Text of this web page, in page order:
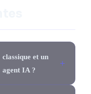
classique et un
agent IA ?